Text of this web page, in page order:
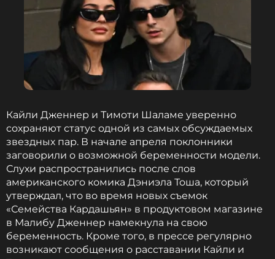
Кайли Дженнер и Тимоти Шаламе уверенно
сохраняют статус одной из самых обсуждаемых
звездных пар. В начале апреля поклонники
заговорили о возможной беременности модели.
Слухи распространились после слов
американского комика Дэниэла Тоша, который
утверждал, что во время новых съемок
«Семейства Кардашьян» в продуктовом магазине
в Малибу Дженнер намекнула на свою
беременность. Кроме того, в прессе регулярно
возникают сообщения о расставании Кайли и